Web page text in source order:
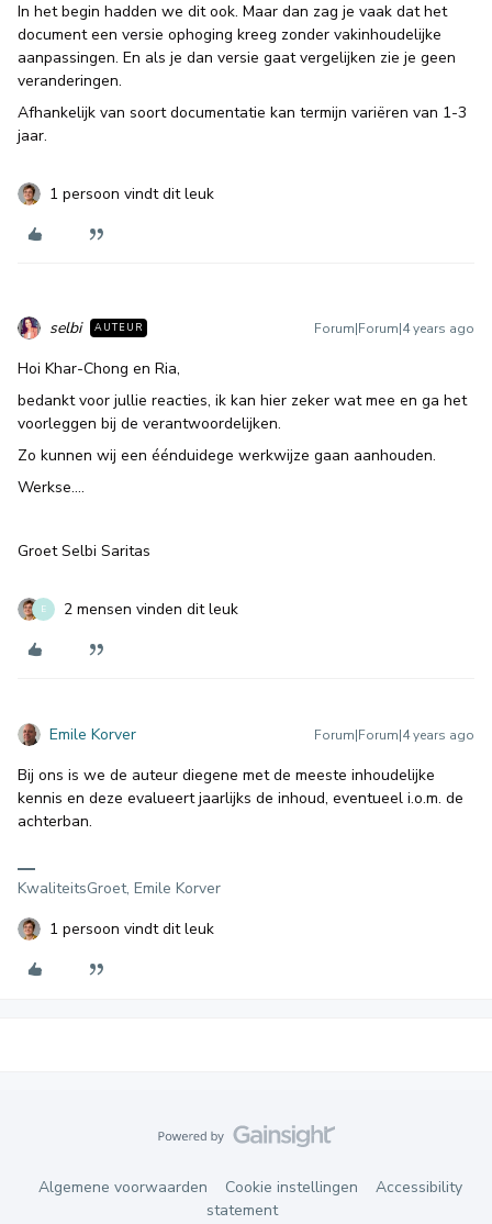
In het begin hadden we dit ook. Maar dan zag je vaak dat het
document een versie ophoging kreeg zonder vakinhoudelijke
aanpassingen. En als je dan versie gaat vergelijken zie je geen
veranderingen.
Afhankelijk van soort documentatie kan termijn variëren van 1-3
jaar.
1 persoon vindt dit leuk
selbi AUTEUR Forum|Forum|4 years ago
Hoi Khar-Chong en Ria,
bedankt voor jullie reacties, ik kan hier zeker wat mee en ga het
voorleggen bij de verantwoordelijken.
Zo kunnen wij een éénduidege werkwijze gaan aanhouden.
Werkse….
Groet Selbi Saritas
E 2 mensen vinden dit leuk
Emile Korver Forum|Forum|4 years ago
Bij ons is we de auteur diegene met de meeste inhoudelijke
kennis en deze evalueert jaarlijks de inhoud, eventueel i.o.m. de
achterban.
KwaliteitsGroet, Emile Korver
1 persoon vindt dit leuk
Algemene voorwaarden Cookie instellingen
Accessibility
statement